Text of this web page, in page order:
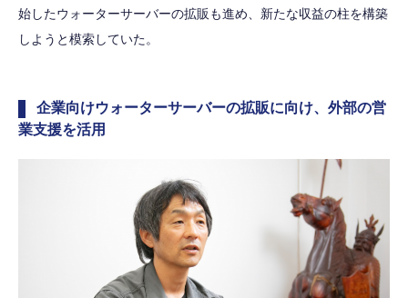
始したウォーターサーバーの拡販も進め、新たな収益の柱を構築
しようと模索していた。
企業向けウォーターサーバーの拡販に向け、外部の営
業支援を活用